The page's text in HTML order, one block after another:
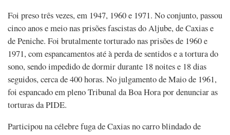
Foi preso três vezes, em 1947, 1960 e 1971. No conjunto, passou
cinco anos e meio nas prisões fascistas do Aljube, de Caxias e
de Peniche. Foi brutalmente torturado nas prisões de 1960 e
1971, com espancamentos até à perda de sentidos e a tortura do
sono, sendo impedido de dormir durante 18 noites e 18 dias
seguidos, cerca de 400 horas. No julgamento de Maio de 1961,
foi espancado em pleno Tribunal da Boa Hora por denunciar as
torturas da PIDE.
Participou na célebre fuga de Caxias no carro blindado de